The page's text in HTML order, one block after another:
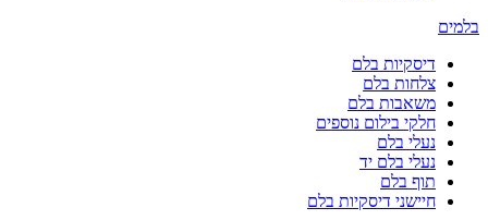
בלמים
דיסקיות בלם
צלחות בלם
משאבות בלם
חלקי בילום נוספים
נעלי בלם
נעלי בלם יד
תוף בלם
חיישני דיסקיות בלם